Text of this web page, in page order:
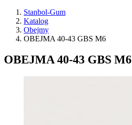
Stanbol-Gum
Katalog
Obejmy
OBEJMA 40-43 GBS M6
OBEJMA 40-43 GBS M6